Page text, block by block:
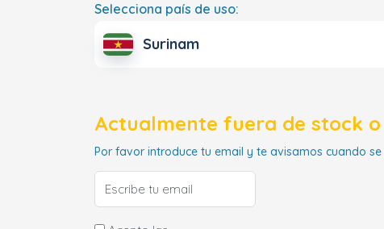
Selecciona país de uso:
Surinam
Actualmente fuera de stock
Por favor introduce tu email y te avisamos cuando se